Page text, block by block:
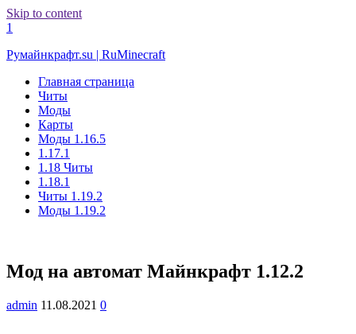
Skip to content
1
Румайнкрафт.su | RuMinecraft
Главная страница
Читы
Моды
Карты
Моды 1.16.5
1.17.1
1.18 Читы
1.18.1
Читы 1.19.2
Моды 1.19.2
Мод на автомат Майнкрафт 1.12.2
admin 11.08.2021 0